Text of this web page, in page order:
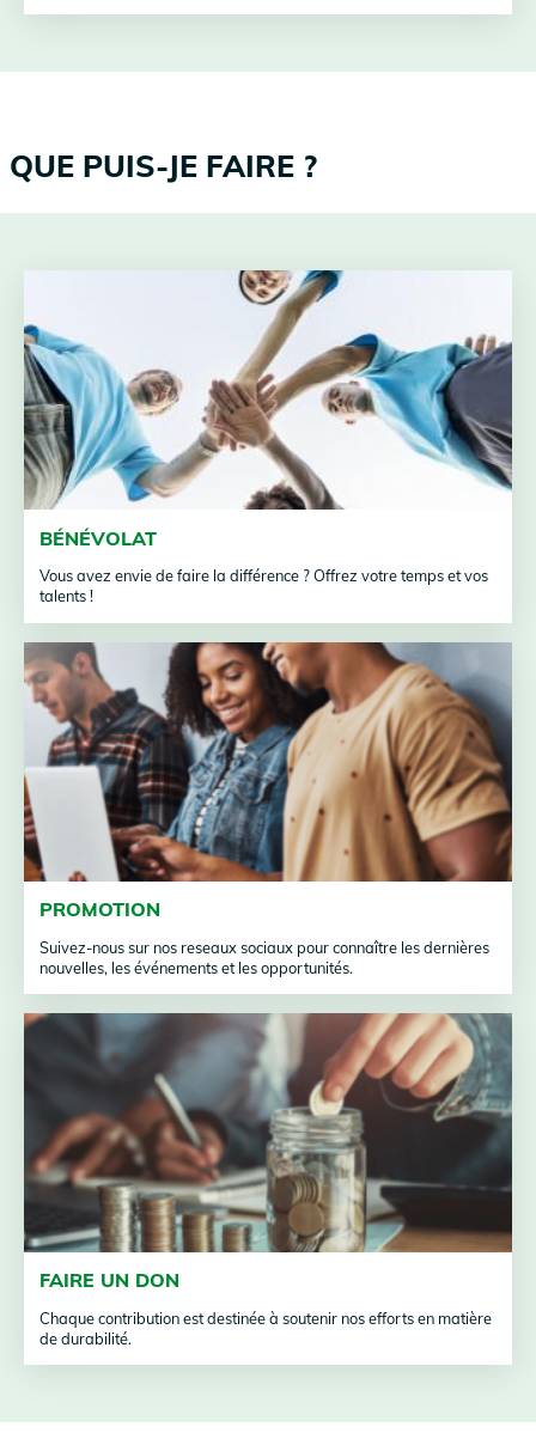
QUE PUIS-JE FAIRE ?
BÉNÉVOLAT
Vous avez envie de faire la différence ? Offrez votre temps et vos
talents !
PROMOTION
Suivez-nous sur nos reseaux sociaux pour connaître les dernières
nouvelles, les événements et les opportunités.
FAIRE UN DON
Chaque contribution est destinée à soutenir nos efforts en matière
de durabilité.